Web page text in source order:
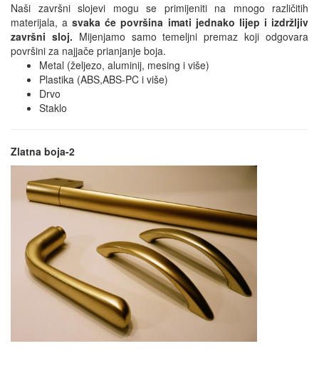
Naši završni slojevi mogu se primijeniti na mnogo različitih
materijala, asvaka će površina imati jednako lijep i izdržljiv
završni sloj. Mijenjamo samo temeljni premaz koji odgovara
površini za najjače prianjanje boja.
Metal (željezo, aluminij, mesing i više)
Plastika (ABS,ABS-PC i više)
Drvo
Staklo
Zlatna boja-2